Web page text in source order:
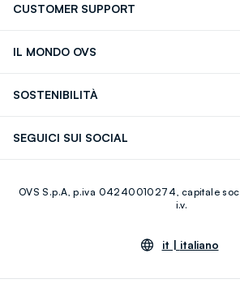
CUSTOMER SUPPORT
IL MONDO OVS
Giftcard
SOSTENIBILITÀ
SEGUICI SUI SOCIAL
Youtube Linkedin
OVS S.p.A, p.iva 04240010274, capitale
i.v.
it | italiano